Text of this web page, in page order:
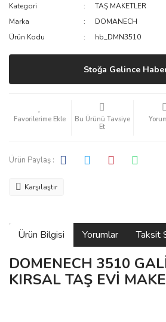
Kategori
TAŞ MAKETLER
Marka
DOMANECH
Ürün Kodu
hb_DMN3510
Stoğa Gelince
Bu Ürünü Tavsiye
Et
Ürün Paylaş :
Karşılaştır
Ürün Bilgisi Yorumlar Taksit
DOMENECH 3510
KIRSAL TAŞ EVİ